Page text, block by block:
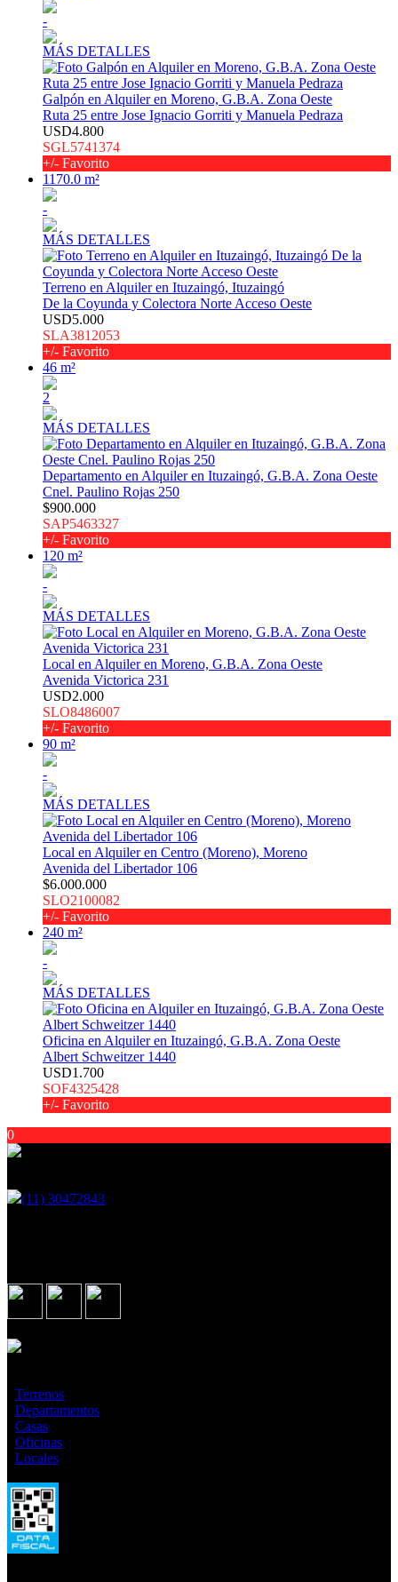
-
MÁS DETALLES
Galpón en Alquiler en Moreno, G.B.A. Zona Oeste
Ruta 25 entre Jose Ignacio Gorriti y Manuela Pedraza
USD4.800
SGL5741374
+/- Favorito
1170.0 m²
-
MÁS DETALLES
Terreno en Alquiler en Ituzaingó, Ituzaingó
De la Coyunda y Colectora Norte Acceso Oeste
USD5.000
SLA3812053
+/- Favorito
46 m²
2
MÁS DETALLES
Departamento en Alquiler en Ituzaingó, G.B.A. Zona Oeste
Cnel. Paulino Rojas 250
$900.000
SAP5463327
+/- Favorito
120 m²
-
MÁS DETALLES
Local en Alquiler en Moreno, G.B.A. Zona Oeste
Avenida Victorica 231
USD2.000
SLO8486007
+/- Favorito
90 m²
-
MÁS DETALLES
Local en Alquiler en Centro (Moreno), Moreno
Avenida del Libertador 106
$6.000.000
SLO2100082
+/- Favorito
240 m²
-
MÁS DETALLES
Oficina en Alquiler en Ituzaingó, G.B.A. Zona Oeste
Albert Schweitzer 1440
USD1.700
SOF4325428
+/- Favorito
0
(11) 30472843
Terrenos
Departamentos
Casas
Oficinas
Locales